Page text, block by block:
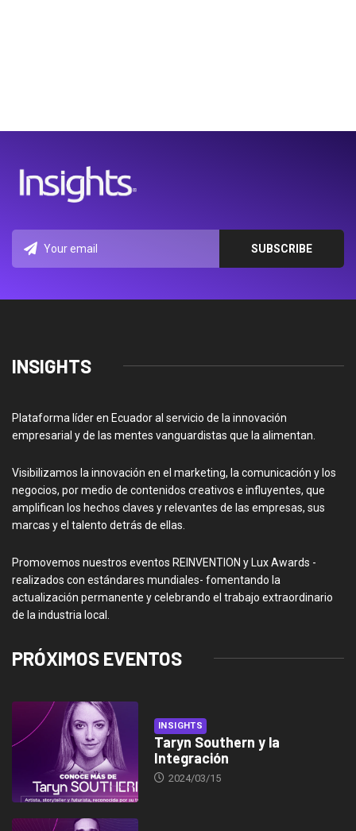
INSIGHTS
Plataforma líder en Ecuador al servicio de la innovación
empresarial y de las mentes vanguardistas que la alimentan.
Visibilizamos la innovación en el marketing, la comunicación y los
negocios, por medio de contenidos creativos e influyentes, que
amplifican los hechos claves y relevantes de las empresas, sus
marcas y el talento detrás de ellas.
Promovemos nuestros eventos REINVENTION y Lux Awards -
realizados con estándares mundiales- fomentando la
actualización permanente y celebrando el trabajo extraordinario
de la industria local.
PRÓXIMOS EVENTOS
INSIGHTS
Taryn Southern y la
Integración
2024/03/15